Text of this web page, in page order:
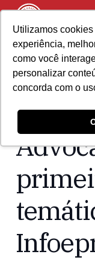
Utilizamos
experiência,
como você
personalizar
concorda com o
Home
TJSP